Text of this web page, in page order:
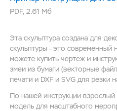
PDF, 2.61 Мб
Эта скульптура создана для
скульптуры - это современный
можете купить чертеж и
змеи из бумаги (векторные
печати и DXF и SVG для резки
По нашей инструкции
модель для масштабного